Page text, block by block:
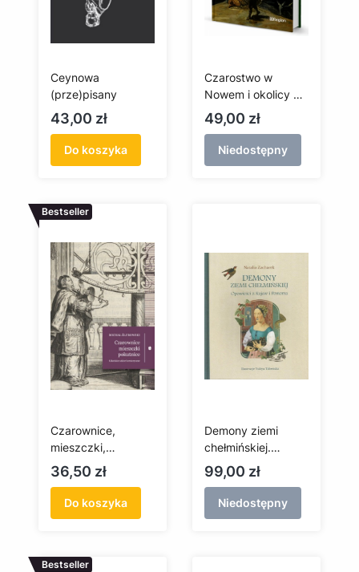
Ceynowa
(prze)pisany
Cena
43,00 zł
Do koszyka
Czarostwo w
Nowem i okolicy w
latach 1689-1747
Cena
49,00 zł
Niedostępny
Bestseller
Czarownice,
mieszczki,
pokutnice.
Gdańskie szkice
herstoryczne
Cena
36,50 zł
Do koszyka
Demony ziemi
chełmińskiej.
Opowieści z Kujaw i
Pomorza
Cena
99,00 zł
Niedostępny
Bestseller